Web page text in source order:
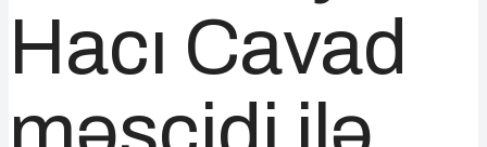
Hacı Cavad